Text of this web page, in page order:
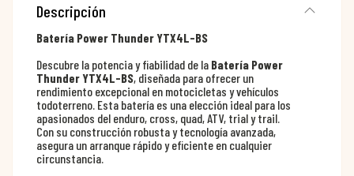
Descripción
Batería Power Thunder YTX4L-BS
Descubre la potencia y fiabilidad de la Batería Power
Thunder YTX4L-BS, diseñada para ofrecer un
rendimiento excepcional en motocicletas y vehículos
todoterreno. Esta batería es una elección ideal para los
apasionados del enduro, cross, quad, ATV, trial y trail.
Con su construcción robusta y tecnología avanzada,
asegura un arranque rápido y eficiente en cualquier
circunstancia.